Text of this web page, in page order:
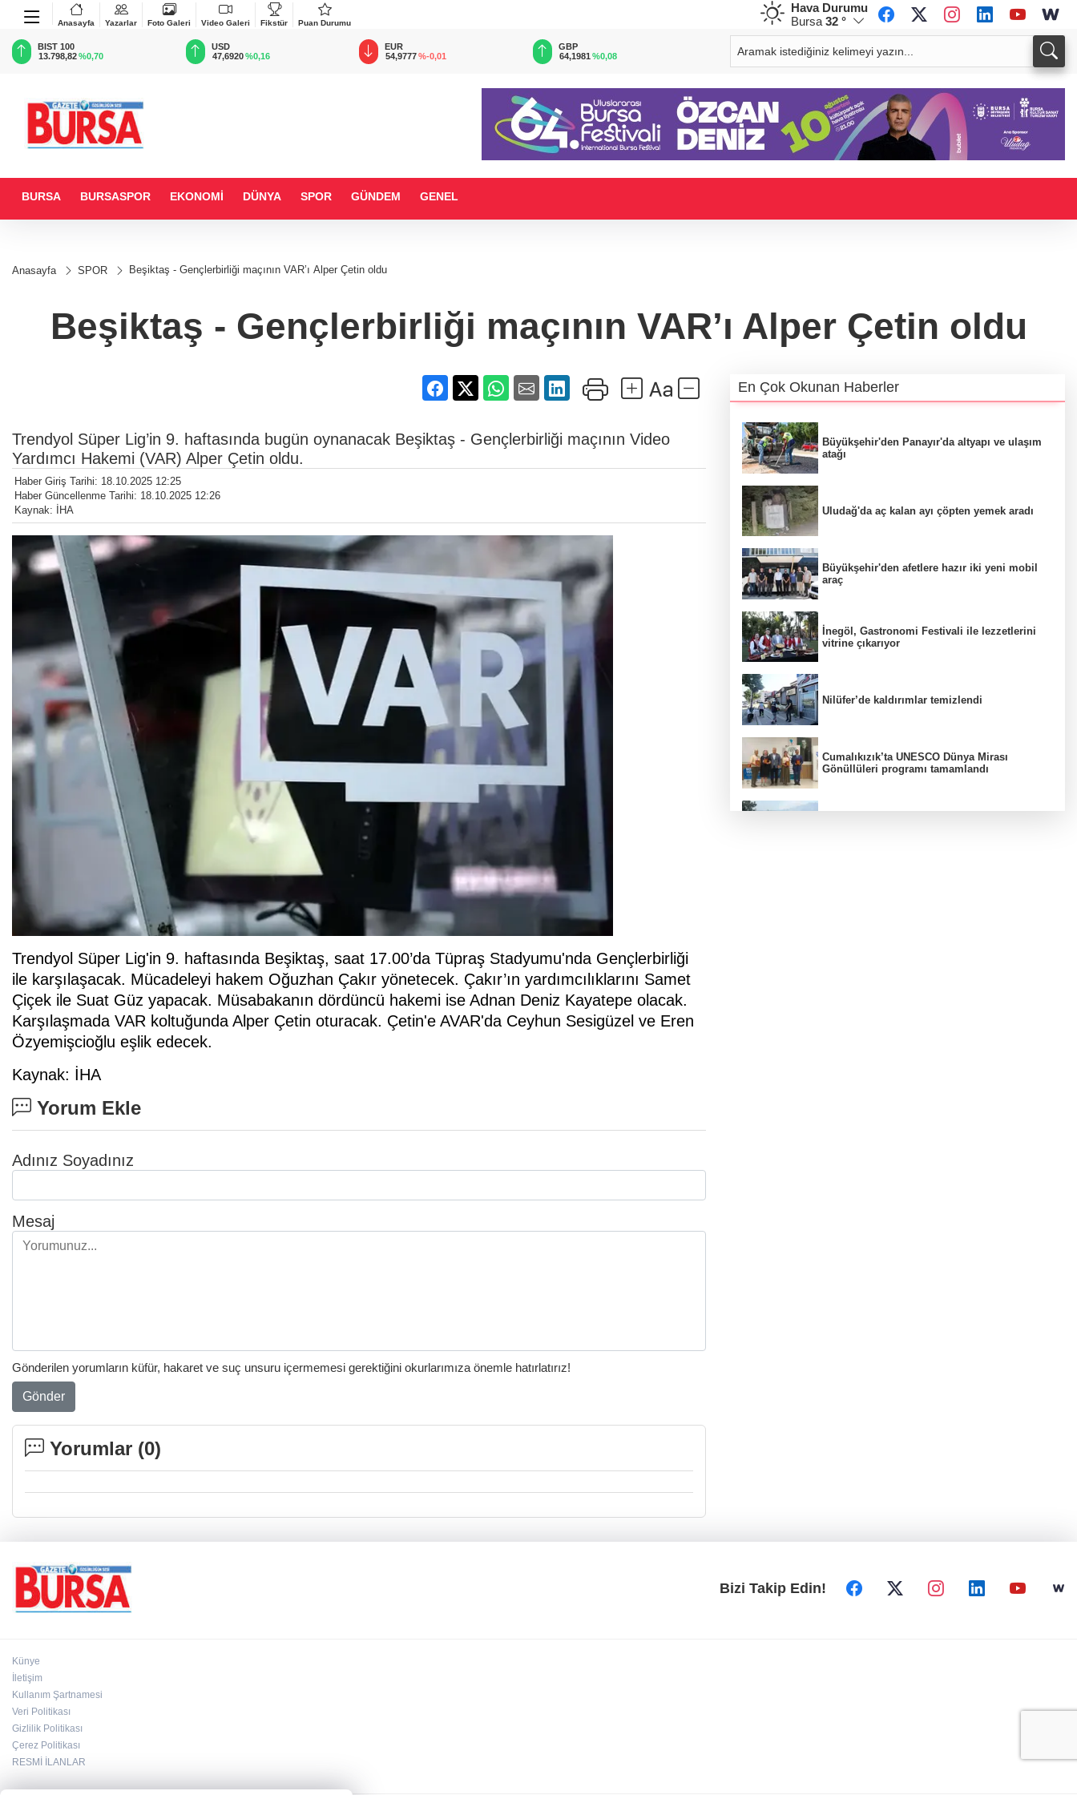
Anasayfa Yazarlar Foto Galeri Video Galeri Fikstür Puan Durumu
Hava Durumu
Bursa 32 °
BIST 100
13.798,82%0,70
USD
47,6920 %0,16
EUR
54,9777%-0,01
GBP
64,1981 %0,08
CHF
58,6690%0,19
34,0171
BURSA BURSASPOR EKONOMİ DÜNYA SPOR GÜNDEM GENEL
Anasayfa SPOR Beşiktaş - Gençlerbirliği maçının VAR’ı Alper Çetin oldu
Beşiktaş - Gençlerbirliği maçının VAR’ı Alper Çetin oldu
Trendyol Süper Lig’in 9. haftasında bugün oynanacak Beşiktaş - Gençlerbirliği maçının Video
Yardımcı Hakemi (VAR) Alper Çetin oldu.
Haber Giriş Tarihi: 18.10.2025 12:25
Haber Güncellenme Tarihi: 18.10.2025 12:26
Kaynak: İHA
Trendyol Süper Lig'in 9. haftasında Beşiktaş, saat 17.00’da Tüpraş Stadyumu'nda Gençlerbirliği
ile karşılaşacak. Mücadeleyi hakem Oğuzhan Çakır yönetecek. Çakır’ın yardımcılıklarını Samet
Çiçek ile Suat Güz yapacak. Müsabakanın dördüncü hakemi ise Adnan Deniz Kayatepe olacak.
Karşılaşmada VAR koltuğunda Alper Çetin oturacak. Çetin'e AVAR'da Ceyhun Sesigüzel ve Eren
Özyemişcioğlu eşlik edecek.
Kaynak: İHA
Yorum Ekle
Adınız Soyadınız
Mesaj
Gönderilen yorumların küfür, hakaret ve suç unsuru içermemesi gerektiğini okurlarımıza önemle hatırlatırız!
Gönder
Yorumlar (0)
En Çok Okunan Haberler
Büyükşehir'den Panayır'da altyapı ve ulaşım
atağı
Uludağ'da aç kalan ayı çöpten yemek aradı
Büyükşehir'den afetlere hazır iki yeni mobil
araç
İnegöl, Gastronomi Festivali ile lezzetlerini
vitrine çıkarıyor
Nilüfer’de kaldırımlar temizlendi
Cumalıkızık’ta UNESCO Dünya Mirası
Gönüllüleri programı tamamlandı
Bizi Takip Edin!
Künye
İletişim
Kullanım Şartnamesi
Veri Politikası
Gizlilik Politikası
Çerez Politikası
RESMİ İLANLAR